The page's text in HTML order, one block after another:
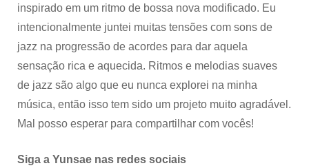
inspirado em um ritmo de bossa nova modificado. Eu
intencionalmente juntei muitas tensões com sons de
jazz na progressão de acordes para dar aquela
sensação rica e aquecida. Ritmos e melodias suaves
de jazz são algo que eu nunca explorei na minha
música, então isso tem sido um projeto muito agradável.
Mal posso esperar para compartilhar com vocês!
Siga a Yunsae nas redes sociais